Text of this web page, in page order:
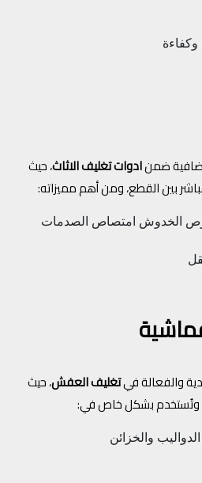
ضمنادوات تغليف الاثاث، حيث
بين القطع، ومن أهم مميزاته:
الخدوش امتصاص الصدمات
والفعالة فيتغليف العفش، حيث
وتُستخدم بشكل خاص في:
والخزائن